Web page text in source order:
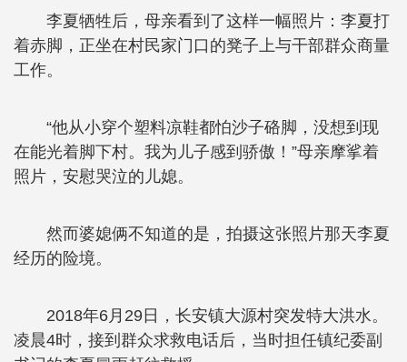
李夏牺牲后，母亲看到了这样一幅照片：李夏打
着赤脚，正坐在村民家门口的凳子上与干部群众商量
工作。
“他从小穿个塑料凉鞋都怕沙子硌脚，没想到现
在能光着脚下村。我为儿子感到骄傲！”母亲摩挲着
照片，安慰哭泣的儿媳。
然而婆媳俩不知道的是，拍摄这张照片那天李夏
经历的险境。
2018年6月29日，长安镇大源村突发特大洪水。
凌晨4时，接到群众求救电话后，当时担任镇纪委副